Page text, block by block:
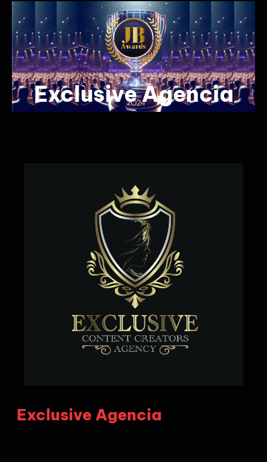
Exclusive Agencia
Exclusive Agencia